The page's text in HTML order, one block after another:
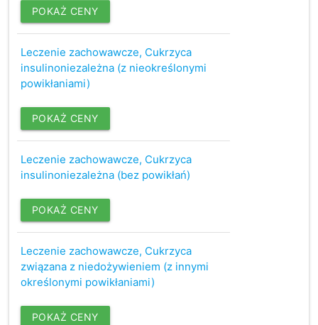
POKAŻ CENY
Leczenie zachowawcze, Cukrzyca
insulinoniezależna (z nieokreślonymi
powikłaniami)
POKAŻ CENY
Leczenie zachowawcze, Cukrzyca
insulinoniezależna (bez powikłań)
POKAŻ CENY
Leczenie zachowawcze, Cukrzyca
związana z niedożywieniem (z innymi
określonymi powikłaniami)
POKAŻ CENY